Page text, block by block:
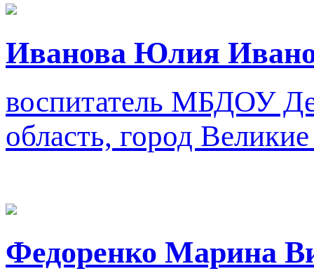
Иванова Юлия
воспитатель МБДОУ
область, город
Федоренко Марина